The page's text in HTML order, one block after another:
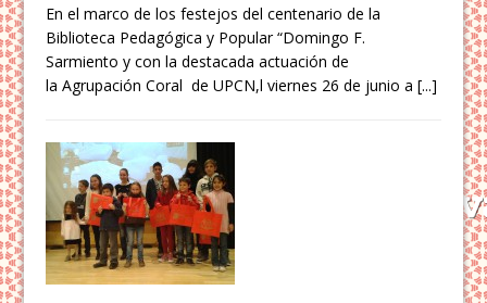
En el marco de los festejos del centenario de la
Biblioteca Pedagógica y Popular “Domingo F.
Sarmiento y con la destacada actuación de
la Agrupación Coral de UPCN,l viernes 26 de junio a[...]